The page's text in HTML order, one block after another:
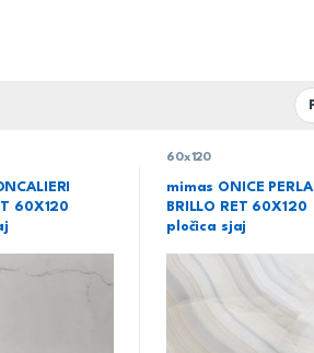
60X120
60x120
mimas ONICE PERLA
BRILLO RET 60X120
pločica sjaj